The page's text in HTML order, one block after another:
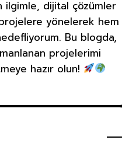
ilgimle, dijital çözümler
yönelerek hem
Bu blogda,
projelerimi
hazır olun!